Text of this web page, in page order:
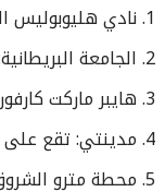
نادي هليوبوليس الرياضي: يبعد حوالي 10
الجامعة
هايبر ماركت
مدينتي: تقع على
محطة مترو